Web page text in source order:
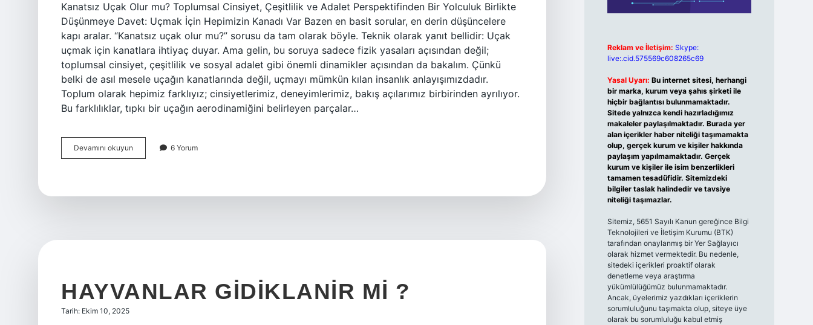
Kanatsız Uçak Olur mu? Toplumsal Cinsiyet, Çeşitlilik ve Adalet Perspektifinden Bir Yolculuk Birlikte
Düşünmeye Davet: Uçmak İçin Hepimizin Kanadı Var Bazen en basit sorular, en derin düşüncelere
kapı aralar. “Kanatsız uçak olur mu?” sorusu da tam olarak böyle. Teknik olarak yanıt bellidir: Uçak
uçmak için kanatlara ihtiyaç duyar. Ama gelin, bu soruya sadece fizik yasaları açısından değil;
toplumsal cinsiyet, çeşitlilik ve sosyal adalet gibi önemli dinamikler açısından da bakalım. Çünkü
belki de asıl mesele uçağın kanatlarında değil, uçmayı mümkün kılan insanlık anlayışımızdadır.
Toplum olarak hepimiz farklıyız; cinsiyetlerimiz, deneyimlerimiz, bakış açılarımız birbirinden ayrılıyor.
Bu farklılıklar, tıpkı bir uçağın aerodinamiğini belirleyen parçalar…
Devamını okuyun Kanatsız
uçak
6 Yorum
HAYVANLAR GIDIKLANIR MI ?
Tarih: Ekim 10, 2025
Reklam ve İletişim: Skype:
live:.cid.575569c608265c69
Yasal Uyarı: Bu internet sitesi, herhangi
bir marka, kurum veya şahıs şirketi ile
hiçbir bağlantısı bulunmamaktadır.
Sitede yalnızca kendi hazırladığımız
makaleler paylaşılmaktadır. Burada yer
alan içerikler haber niteliği taşımamakta
olup, gerçek kurum ve kişiler hakkında
paylaşım yapılmamaktadır. Gerçek
kurum ve kişiler ile isim benzerlikleri
tamamen tesadüfidir. Sitemizdeki
bilgiler taslak halindedir ve tavsiye
niteliği taşımazlar.
Sitemiz, 5651 Sayılı Kanun gereğince Bilgi
Teknolojileri ve İletişim Kurumu (BTK)
tarafından onaylanmış bir Yer Sağlayıcı
olarak hizmet vermektedir. Bu nedenle,
sitedeki içerikleri proaktif olarak
denetleme veya araştırma
yükümlülüğümüz bulunmamaktadır.
Ancak, üyelerimiz yazdıkları içeriklerin
sorumluluğunu taşımakta olup, siteye üye
olarak bu sorumluluğu kabul etmiş